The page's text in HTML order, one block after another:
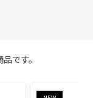
です。